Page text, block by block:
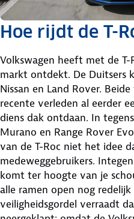
Hoe rijdt de T-
Volkswagen heeft met de
markt ontdekt. De Duitsers
Nissan en Land Rover.
recente verleden al eerder
diens dak ontdaan. In
Murano en Range Rover
van de T-Roc niet het idee
medeweggebruikers.
komt ter hoogte van je
alle ramen open nog
veiligheidsgordel verraadt